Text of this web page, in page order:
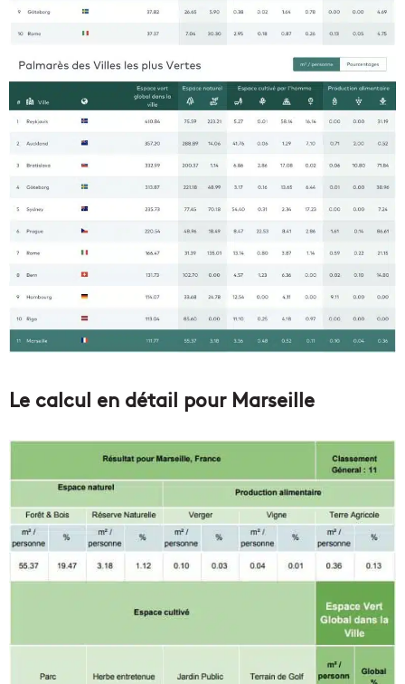
Le calcul en détail pour Marseille